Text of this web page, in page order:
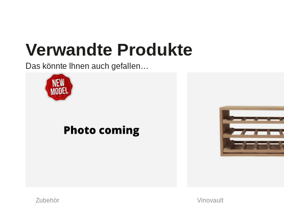
Verwandte Produkte
Das könnte Ihnen auch gefallen…
Zubehör Vinovault